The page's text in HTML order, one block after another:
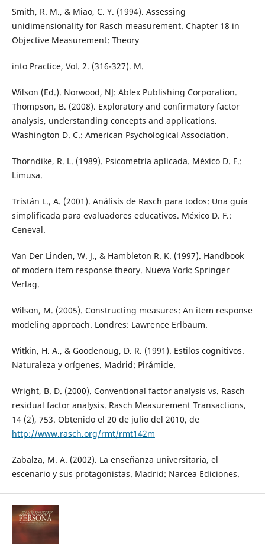
Smith, R. M., & Miao, C. Y. (1994). Assessing
unidimensionality for Rasch measurement. Chapter 18 in
Objective Measurement: Theory
into Practice, Vol. 2. (316-327). M.
Wilson (Ed.). Norwood, NJ: Ablex Publishing Corporation.
Thompson, B. (2008). Exploratory and confirmatory factor
analysis, understanding concepts and applications.
Washington D. C.: American Psychological Association.
Thorndike, R. L. (1989). Psicometría aplicada. México D. F.:
Limusa.
Tristán L., A. (2001). Análisis de Rasch para todos: Una guía
simplificada para evaluadores educativos. México D. F.:
Ceneval.
Van Der Linden, W. J., & Hambleton R. K. (1997). Handbook
of modern item response theory. Nueva York: Springer
Verlag.
Wilson, M. (2005). Constructing measures: An item response
modeling approach. Londres: Lawrence Erlbaum.
Witkin, H. A., & Goodenoug, D. R. (1991). Estilos cognitivos.
Naturaleza y orígenes. Madrid: Pirámide.
Wright, B. D. (2000). Conventional factor analysis vs. Rasch
residual factor analysis. Rasch Measurement Transactions,
14 (2), 753. Obtenido el 20 de julio del 2010, de
http://www.rasch.org/rmt/rmt142m
Zabalza, M. A. (2002). La enseñanza universitaria, el
escenario y sus protagonistas. Madrid: Narcea Ediciones.